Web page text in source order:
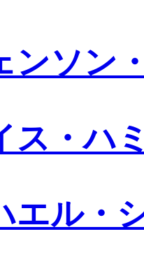
ンソン
ス・ハ
エル・